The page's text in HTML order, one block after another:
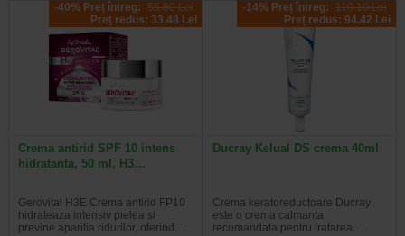
-40% Preț întreg: 55.80 Lei
Preț redus: 33.48 Lei
Crema antirid SPF 10 intens
hidratanta, 50 ml, H3…
Gerovital H3E Crema antirid FP10
hidrateaza intensiv pielea si
previne aparitia ridurilor, oferind…
-14% Preț întreg: 110.10 Lei
Preț redus: 94.42 Lei
Ducray Kelual DS crema 40ml
Crema keratoreductoare Ducray
este o crema calmanta
recomandata pentru tratarea…